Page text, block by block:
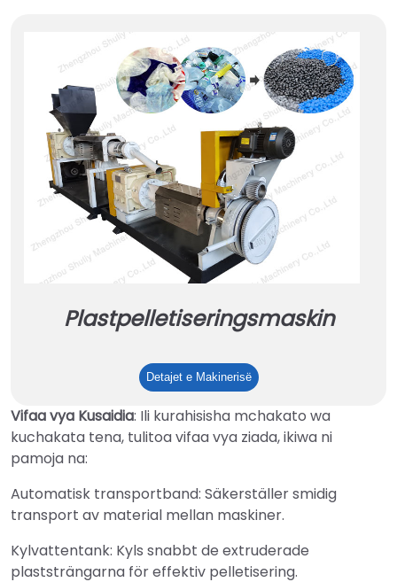
Plastpelletiseringsmaskin
Detajet e MakinerisëPlastpelletiseringsmaskin
Vifaa vya Kusaidia: Ili kurahisisha mchakato wa
kuchakata tena, tulitoa vifaa vya ziada, ikiwa ni
pamoja na:
Automatisk transportband: Säkerställer smidig
transport av material mellan maskiner.
Kylvattentank: Kyls snabbt de extruderade
plaststrängarna för effektiv pelletisering.